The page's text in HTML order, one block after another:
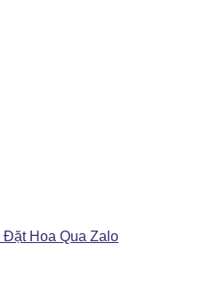
Đặt Hoa Qua Zalo